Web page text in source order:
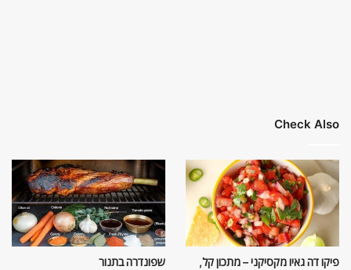
Check Also
פיקו דה גאיו מקסיקני – מתכון קל,
שפונדרה בתנור